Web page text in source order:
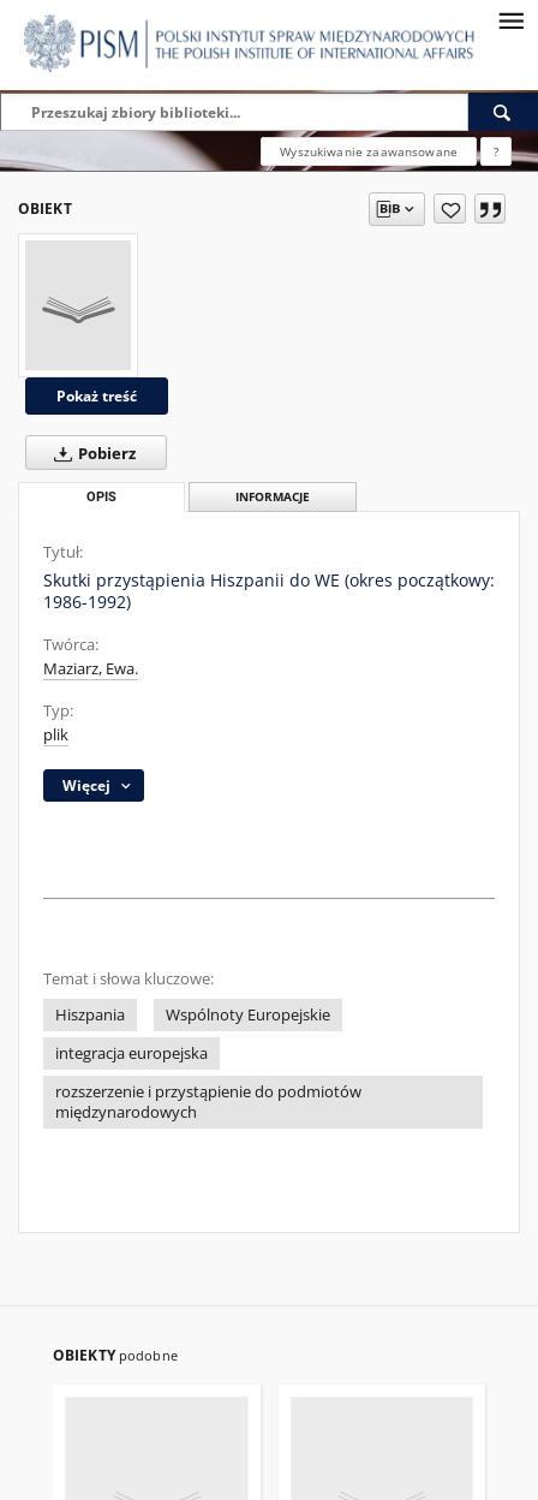
Wyszukiwanie zaawansowane ?
OBIEKT
Pokaż treść
Pobierz
OPIS INFORMACJE
Tytuł:
Skutki przystąpienia Hiszpanii do WE (okres początkowy:
1986-1992)
Twórca:
Maziarz, Ewa.
Typ:
plik
Więcej
Temat i słowa kluczowe:
Hiszpania
Wspólnoty Europejskie
integracja europejska
rozszerzenie i przystąpienie do podmiotów
międzynarodowych
OBIEKTY podobne